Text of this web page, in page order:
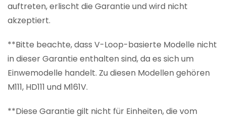
auftreten, erlischt die Garantie und wird nicht
akzeptiert.
**Bitte beachte, dass V-Loop-basierte Modelle nicht
in dieser Garantie enthalten sind, da es sich um
Einwemodelle handelt. Zu diesen Modellen gehören
M111, HD111 und M161V.
**Diese Garantie gilt nicht für Einheiten, die vom